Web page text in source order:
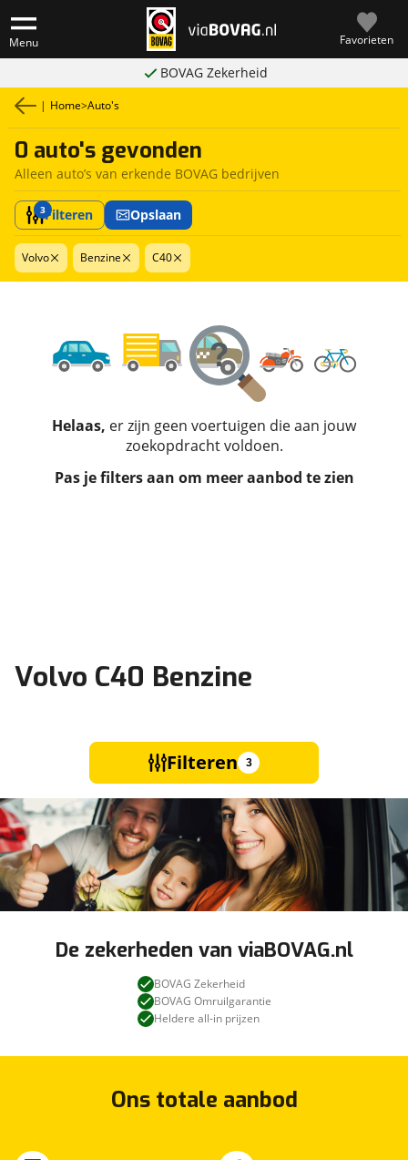
Menu Favorieten
BOVAG Zekerheid
| Home>Auto's
0 auto's gevonden
Alleen auto’s van erkende BOVAG bedrijven
3Filteren Opslaan
Volvo Benzine C40
Helaas, er zijn geen voertuigen die aan jouw
zoekopdracht voldoen.
Pas je filters aan om meer aanbod te zien
Volvo C40 Benzine
Filteren 3
De zekerheden van viaBOVAG.nl
BOVAG Zekerheid
BOVAG Omruilgarantie
Heldere all-in prijzen
Ons totale aanbod